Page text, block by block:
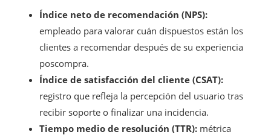
Índice neto de recomendación (NPS):
empleado para valorar cuán dispuestos están los
clientes a recomendar después de su experiencia
poscompra.
Índice de satisfacción del cliente (CSAT):
registro que refleja la percepción del usuario tras
recibir soporte o finalizar una incidencia.
Tiempo medio de resolución (TTR): métrica